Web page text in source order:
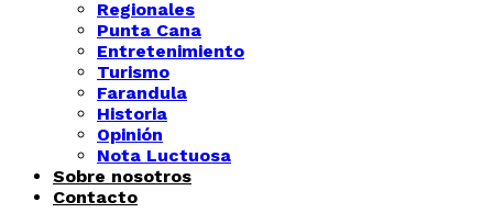
Regionales
Punta Cana
Entretenimiento
Turismo
Farandula
Historia
Opinión
Nota Luctuosa
Sobre nosotros
Contacto